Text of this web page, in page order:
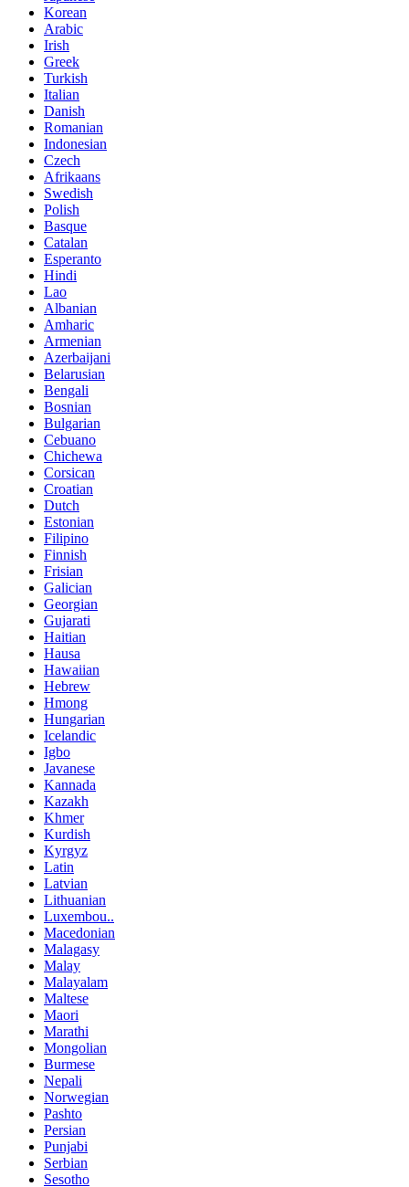
Korean
Arabic
Irish
Greek
Turkish
Italian
Danish
Romanian
Indonesian
Czech
Afrikaans
Swedish
Polish
Basque
Catalan
Esperanto
Hindi
Lao
Albanian
Amharic
Armenian
Azerbaijani
Belarusian
Bengali
Bosnian
Bulgarian
Cebuano
Chichewa
Corsican
Croatian
Dutch
Estonian
Filipino
Finnish
Frisian
Galician
Georgian
Gujarati
Haitian
Hausa
Hawaiian
Hebrew
Hmong
Hungarian
Icelandic
Igbo
Javanese
Kannada
Kazakh
Khmer
Kurdish
Kyrgyz
Latin
Latvian
Lithuanian
Luxembou..
Macedonian
Malagasy
Malay
Malayalam
Maltese
Maori
Marathi
Mongolian
Burmese
Nepali
Norwegian
Pashto
Persian
Punjabi
Serbian
Sesotho